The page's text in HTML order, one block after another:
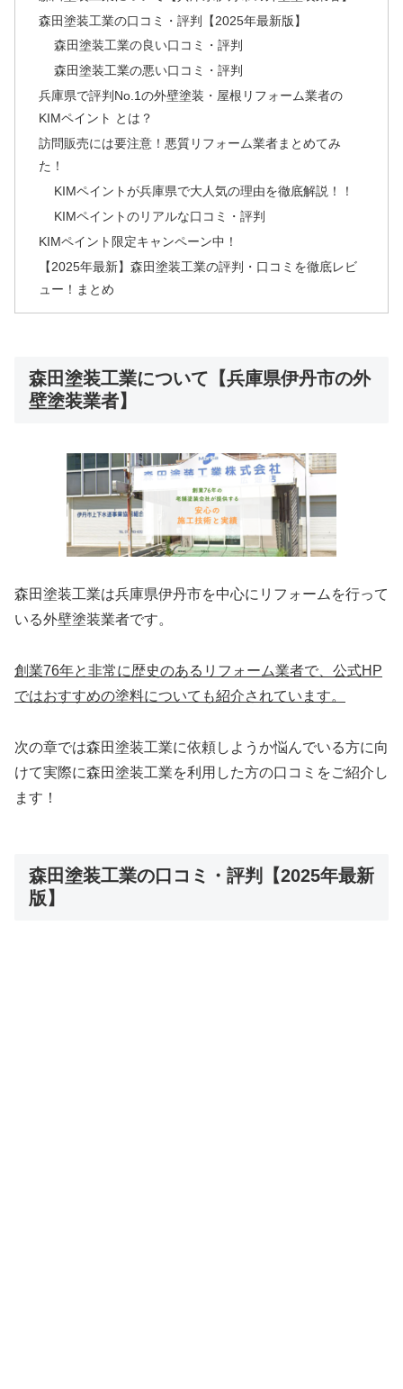
森田塗装工業の口コミ・評判【2025年最新版】
森田塗装工業の良い口コミ・評判
森田塗装工業の悪い口コミ・評判
兵庫県で評判No.1の外壁塗装・屋根リフォーム業者の
KIMペイント とは？
訪問販売には要注意！悪質リフォーム業者まとめてみ
た！
KIMペイントが兵庫県で大人気の理由を徹底解説！！
KIMペイントのリアルな口コミ・評判
KIMペイント限定キャンペーン中！
【2025年最新】森田塗装工業の評判・口コミを徹底レビ
ュー！まとめ
森田塗装工業について【兵庫県伊丹市の外
壁塗装業者】
森田塗装工業は兵庫県伊丹市を中心にリフォームを行って
いる外壁塗装業者です。
創業76年と非常に歴史のあるリフォーム業者で、公式HP
ではおすすめの塗料についても紹介されています。
次の章では森田塗装工業に依頼しようか悩んでいる方に向
けて実際に森田塗装工業を利用した方の口コミをご紹介し
ます！
森田塗装工業の口コミ・評判【2025年最新
版】